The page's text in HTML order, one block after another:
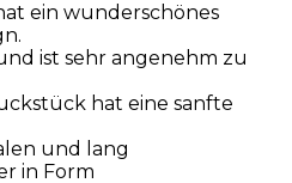
ein wunderschönes
ist sehr angenehm zu
hat eine sanfte
und lang
in Form